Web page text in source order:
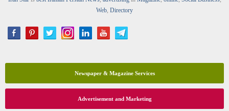
Web, Directory
Newspaper & Magazine Services
Advertisement and Marketing